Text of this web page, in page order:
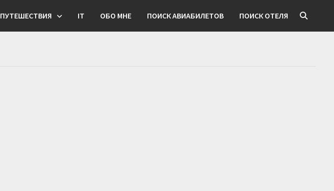
ПУТЕШЕСТВИЯ IT ОБО МНЕ ПОИСК АВИАБИЛЕТОВ ПОИСК ОТЕЛЯ